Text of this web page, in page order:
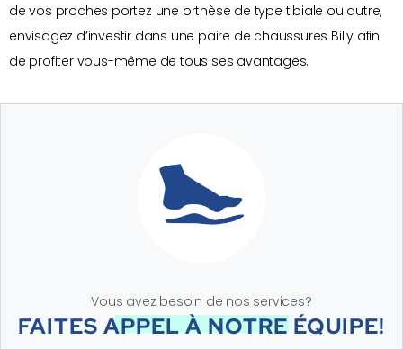
de vos proches portez une orthèse de type tibiale ou autre,
envisagez d’investir dans une paire de chaussures Billy afin
de profiter vous-même de tous ses avantages.
Vous avez besoin de nos services?
FAITES APPEL À NOTRE ÉQUIPE!